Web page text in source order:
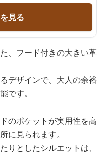
見る
、フード付きの大きい革
デザインで、大人の余裕
です。
のポケットが実用性を高
に見られます。
りとしたシルエットは、